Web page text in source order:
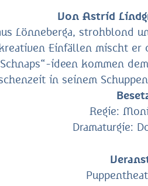
Von Astrid
Lönneberga, strohblond
Einfällen mischt er
ideen kommen
in seinem
Regie:
Dramaturgie: